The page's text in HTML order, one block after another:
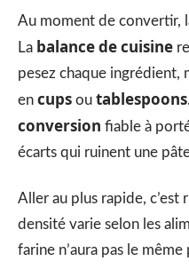
Au moment de convertir,
La balance de cuisine
pesez chaque ingrédient,
en cups ou tablespoons
conversion fiable à
écarts qui ruinent une
Aller au plus rapide, c’est
densité varie selon les
farine n’aura pas le